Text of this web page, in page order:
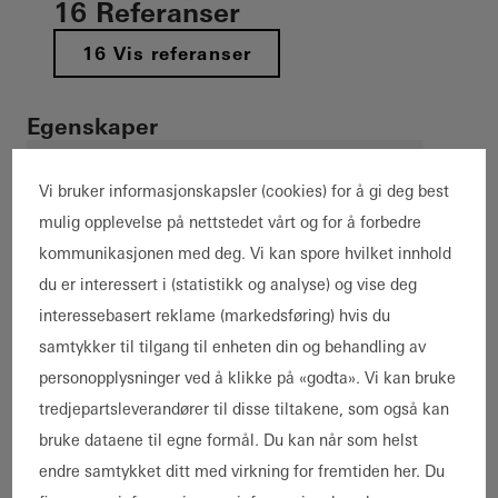
16 Referanser
16 Vis referanser
Egenskaper
DekarboniseringCradle-to-CradleTerskelfri
NybyggRenoveringTilbyggEnergieffektivitet
Design og estetikkBrannsikkerhet
Enestående arkitekturBREEAMRøyksikkerhet
Kjente bygninger Sirkularitet
DGNB LEED Passivhus
Motstandskraft
HøysikkerhetSunn boligInnbruddshemming
Bygningstype
Kontor og administrasjon
Detalj- og engroshandel
Vi bruker informasjonskapsler (cookies) for å gi deg best
mulig opplevelse på nettstedet vårt og for å forbedre
kommunikasjonen med deg. Vi kan spore hvilket innhold
du er interessert i (statistikk og analyse) og vise deg
interessebasert reklame (markedsføring) hvis du
samtykker til tilgang til enheten din og behandling av
personopplysninger ved å klikke på «godta». Vi kan bruke
tredjepartsleverandører til disse tiltakene, som også kan
bruke dataene til egne formål. Du kan når som helst
endre samtykket ditt med virkning for fremtiden her. Du